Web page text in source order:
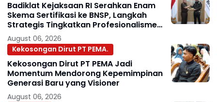
Badiklat Kejaksaan RI Serahkan Enam
Skema Sertifikasi ke BNSP, Langkah
Strategis Tingkatkan Profesionalisme
Jaksa
August 06, 2026
Kekosongan Dirut PT PEMA.
Kekosongan Dirut PT PEMA Jadi
Momentum Mendorong Kepemimpinan
Generasi Baru yang Visioner
August 06, 2026